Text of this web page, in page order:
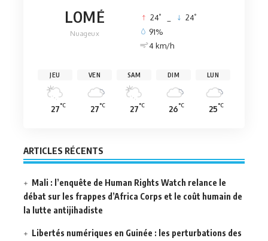
LOMÉ
Nuageux
24° 24°
91%
4 km/h
JEU
27°C
VEN
27°C
SAM
27°C
DIM
26°C
LUN
25°C
ARTICLES RÉCENTS
Mali : l’enquête de Human Rights Watch relance le
débat sur les frappes d’Africa Corps et le coût humain de
la lutte antijihadiste
Libertés numériques en Guinée : les perturbations des